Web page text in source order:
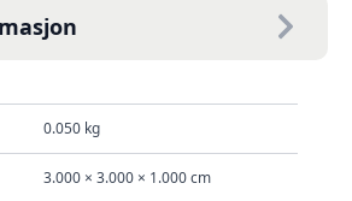
0.050 kg
3.000 × 3.000 × 1.000 cm